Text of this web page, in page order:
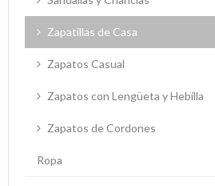
Zapatillas de Casa
Zapatos Casual
Zapatos con Lengüeta y Hebilla
Zapatos de Cordones
Ropa